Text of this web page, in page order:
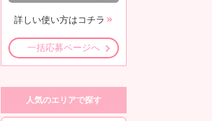
詳しい使い方はコチラ
一括応募ページへ
人気のエリアで探す